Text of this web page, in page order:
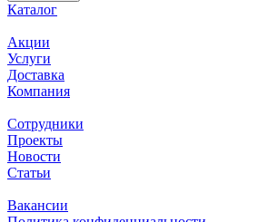
Каталог
Акции
Услуги
Доставка
Компания
Сотрудники
Проекты
Новости
Статьи
Вакансии